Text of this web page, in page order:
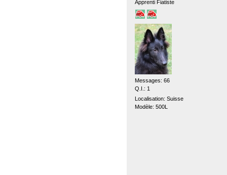
Apprenti Fiatiste
Messages: 66
Q.I.: 1
Localisation: Suisse
Modèle: 500L